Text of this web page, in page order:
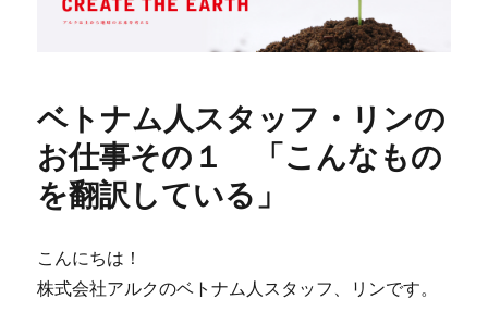
ベトナム人スタッフ・リンの
お仕事その１ 「こんなもの
を翻訳している」
こんにちは！
株式会社アルクのベトナム人スタッフ、リンです。